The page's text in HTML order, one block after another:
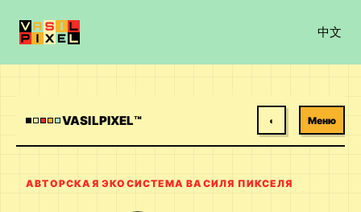
中文
VASILPIXEL™ ◐ Меню
АВТОРСКАЯ ЭКОСИСТЕМА ВАСИЛЯ ПИКСЕЛЯ